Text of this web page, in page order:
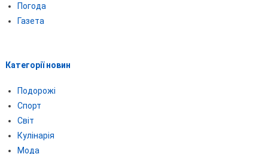
Погода
Газета
Категорії новин
Подорожі
Спорт
Світ
Кулінарія
Мода